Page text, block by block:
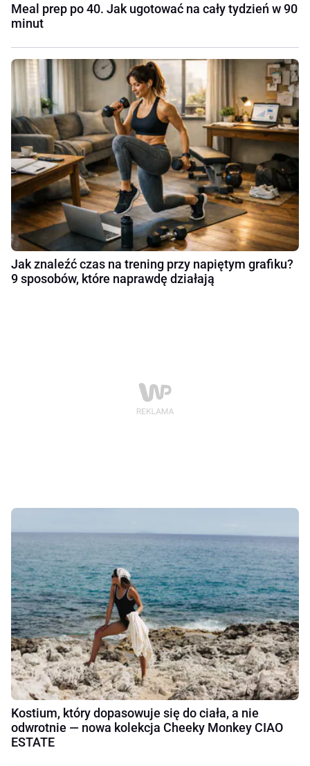
Meal prep po 40. Jak ugotować na cały tydzień w 90
minut
Jak znaleźć czas na trening przy napiętym grafiku?
9 sposobów, które naprawdę działają
Kostium, który dopasowuje się do ciała, a nie
odwrotnie — nowa kolekcja Cheeky Monkey CIAO
ESTATE